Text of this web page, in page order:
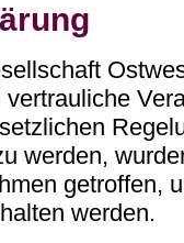
werden,
getroffen,
werden.